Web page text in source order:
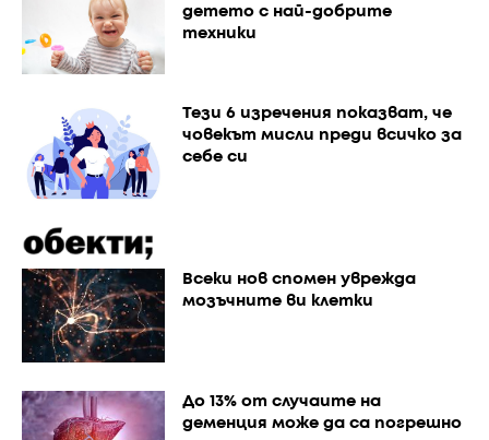
детето с най-добрите
техники
Тези 6 изречения показват, че
човекът мисли преди всичко за
себе си
Всеки нов спомен уврежда
мозъчните ви клетки
До 13% от случаите на
деменция може да са погрешно